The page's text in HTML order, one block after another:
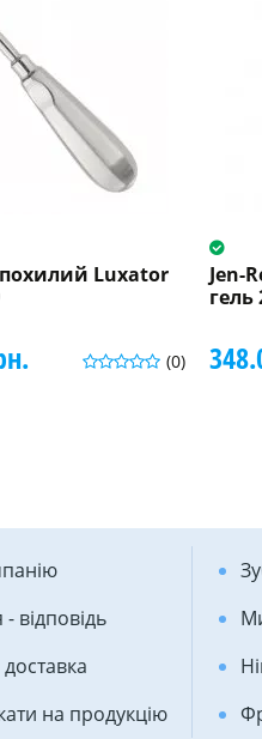
Luxator
(0)
Jen-
гель
відповідь
на продукцію